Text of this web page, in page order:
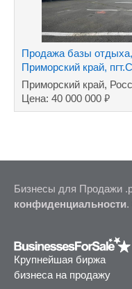
Продажа базы отдыха,
Приморский край,
Приморский край,
Цена: 40 000 000 ₽
Бизнесы для Продажи
конфиденциальности.
Крупнейшая биржа
бизнеса на продажу